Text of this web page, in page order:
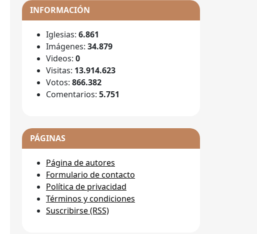
INFORMACIÓN
Iglesias: 6.861
Imágenes: 34.879
Videos: 0
Visitas: 13.914.623
Votos: 866.382
Comentarios: 5.751
PÁGINAS
Página de autores
Formulario de contacto
Política de privacidad
Términos y condiciones
Suscribirse (RSS)